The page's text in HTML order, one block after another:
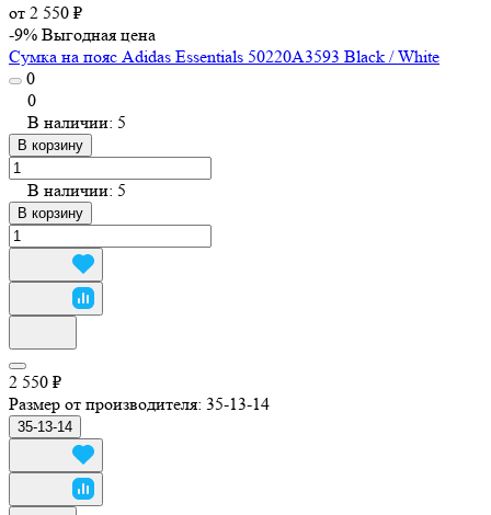
от 2 550 ₽
-9% Выгодная цена
Сумка на пояс Adidas Essentials 50220A3593 Black / White
0
0
В наличии: 5
В корзину
В наличии: 5
В корзину
2 550 ₽
Размер от производителя: 35-13-14
35-13-14